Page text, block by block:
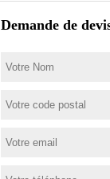
Demande de